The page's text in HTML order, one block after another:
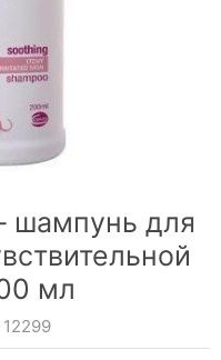
шампунь для
мл
12299